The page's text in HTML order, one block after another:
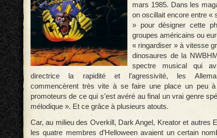
mars 1985. Dans les
on oscillait encore entre «
» pour désigner cette
groupes américains ou
« ringardiser » à vitesse
dinosaures de la
spectre musical qui
directrice la rapidité et l’agressivité, les
commencèrent très vite à se faire une place un peu
promoteurs de ce qui s’est avéré au final un vrai genre
mélodique ». Et ce grâce à plusieurs atouts.
Car, au milieu des Overkill, Dark Angel, Kreator et autres
les quatre membres d’Helloween avaient un certain